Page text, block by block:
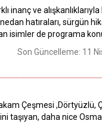
inanç ve
hatıraları, sürgün
isimler de programa
Son Güncelleme: 11
Çeşmesi ,Dörtyüzlü,
taşıyan, daha nice